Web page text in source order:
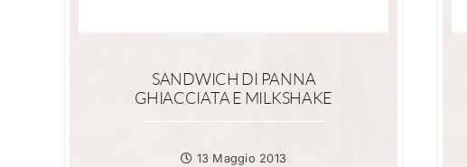
SANDWICH DI PANNA
GHIACCIATA E MILKSHAKE
13 Maggio 2013